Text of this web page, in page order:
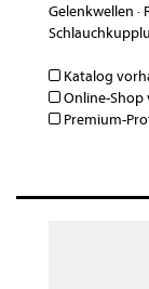
Gelenkwellen ·
Katalog
Online-Shop
Premium-